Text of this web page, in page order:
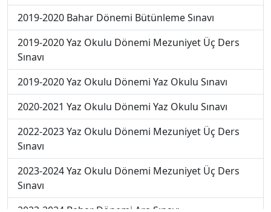
2019-2020 Bahar Dönemi Bütünleme Sınavı
2019-2020 Yaz Okulu Dönemi Mezuniyet Üç Ders
Sınavı
2019-2020 Yaz Okulu Dönemi Yaz Okulu Sınavı
2020-2021 Yaz Okulu Dönemi Yaz Okulu Sınavı
2022-2023 Yaz Okulu Dönemi Mezuniyet Üç Ders
Sınavı
2023-2024 Yaz Okulu Dönemi Mezuniyet Üç Ders
Sınavı